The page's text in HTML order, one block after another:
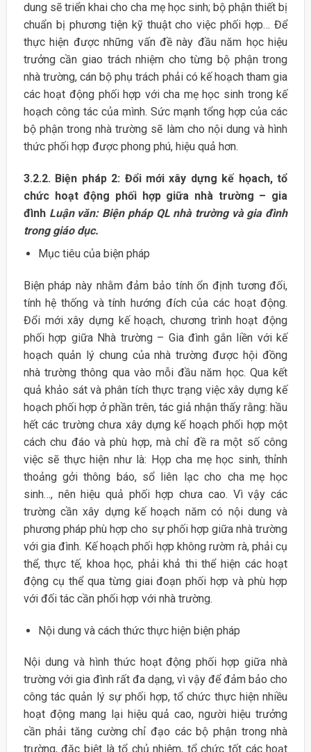
dung sẽ triển khai cho cha mẹ học sinh; bộ phận thiết bị
chuẩn bị phương tiện kỹ thuật cho việc phối hợp… Để
thực hiện được những vấn đề này đầu năm học hiệu
trưởng cần giao trách nhiệm cho từng bộ phận trong
nhà trường, cán bộ phụ trách phải có kế hoạch tham gia
các hoạt động phối hợp với cha mẹ học sinh trong kế
hoạch công tác của mình. Sức mạnh tổng hợp của các
bộ phận trong nhà trường sẽ làm cho nội dung và hình
thức phối hợp được phong phú, hiệu quả hơn.
3.2.2. Biện pháp 2: Đổi mới xây dựng kế họach, tổ
chức hoạt động phối hợp giữa nhà trường – gia
đình Luận văn: Biện pháp QL nhà trường và gia đình
trong giáo dục.
Mục tiêu của biện pháp
Biện pháp này nhằm đảm bảo tính ổn định tương đối,
tính hệ thống và tính hướng đích của các hoạt động.
Đổi mới xây dựng kế hoạch, chương trình hoạt động
phối hợp giữa Nhà trường – Gia đình gắn liền với kế
hoạch quản lý chung của nhà trường được hội đồng
nhà trường thông qua vào mỗi đầu năm học. Qua kết
quả khảo sát và phân tích thực trạng việc xây dựng kế
hoạch phối hợp ở phần trên, tác giả nhận thấy rằng: hầu
hết các trường chưa xây dựng kế hoạch phối hợp một
cách chu đáo và phù hợp, mà chỉ đề ra một số công
việc sẽ thực hiện như là: Họp cha mẹ học sinh, thỉnh
thoảng gởi thông báo, sổ liên lạc cho cha mẹ học
sinh…, nên hiệu quả phối hợp chưa cao. Vì vậy các
trường cần xây dựng kế hoạch năm có nội dung và
phương pháp phù hợp cho sự phối hợp giữa nhà trường
với gia đình. Kế hoạch phối hợp không rườm rà, phải cụ
thể, thực tế, khoa học, phải khả thi thể hiện các hoạt
động cụ thể qua từng giai đoạn phối hợp và phù hợp
với đối tác cần phối hợp với nhà trường.
Nội dung và cách thức thực hiện biện pháp
Nội dung và hình thức hoạt động phối hợp giữa nhà
trường với gia đình rất đa dạng, vì vậy để đảm bảo cho
công tác quản lý sự phối hợp, tổ chức thực hiện nhiều
hoạt động mang lại hiệu quả cao, người hiệu trưởng
cần phải tăng cường chỉ đạo các bộ phận trong nhà
trường, đặc biệt là tổ chủ nhiệm, tổ chức tốt các hoạt